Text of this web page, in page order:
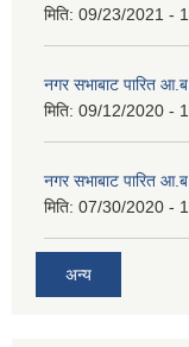
मिति: 09/23/2021 -
नगर सभाबाट पारित
मिति: 09/12/2020 -
नगर सभाबाट पारित
मिति: 07/30/2020 -
अन्य